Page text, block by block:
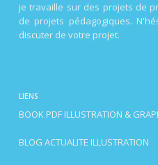
je travaille sur des projets de
de projets pédagogiques.
discuter de votre projet.
LIENS
BOOK PDF ILLUSTRATION &
BLOG ACTUALITE ILLUSTRATION